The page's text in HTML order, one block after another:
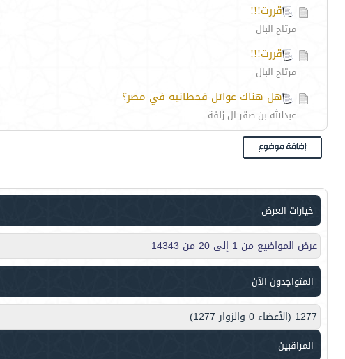
قررت!!!
مرتاح البال
قررت!!!
مرتاح البال
هل هناك عوائل قحطانيه في مصر؟
عبدالله بن صقر ال زلفة
خيارات العرض
عرض المواضيع من 1 إلى 20 من 14343
المتواجدون الآن
1277 (الأعضاء 0 والزوار 1277)
المراقبين